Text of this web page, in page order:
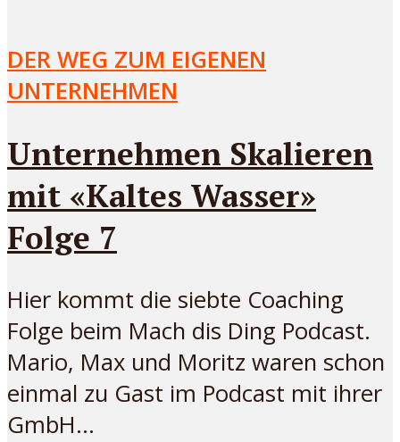
DER WEG ZUM EIGENEN
UNTERNEHMEN
Unternehmen Skalieren
mit «Kaltes Wasser»
Folge 7
Hier kommt die siebte Coaching
Folge beim Mach dis Ding Podcast.
Mario, Max und Moritz waren schon
einmal zu Gast im Podcast mit ihrer
GmbH...